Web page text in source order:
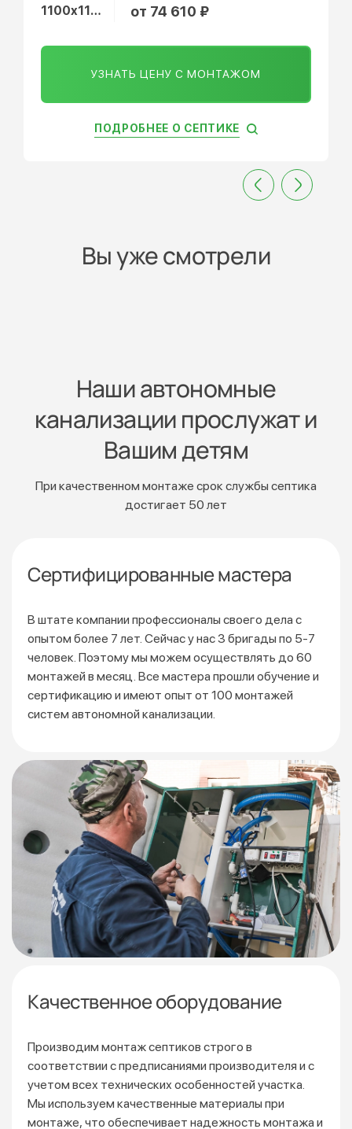
1100х1100х2100 мм от 74 610 ₽
УЗНАТЬ ЦЕНУ С МОНТАЖОМ
ПОДРОБНЕЕ О СЕПТИКЕ
Вы уже смотрели
Наши автономные
канализации прослужат и
Вашим детям
При качественном монтаже срок службы септика
достигает 50 лет
Сертифицированные мастера
В штате компании профессионалы своего дела с
опытом более 7 лет. Сейчас у нас 3 бригады по 5-7
человек. Поэтому мы можем осуществлять до 60
монтажей в месяц. Все мастера прошли обучение и
сертификацию и имеют опыт от 100 монтажей
систем автономной канализации.
Качественное оборудование
Производим монтаж септиков строго в
соответствии с предписаниями производителя и с
учетом всех технических особенностей участка.
Мы используем качественные материалы при
монтаже, что обеспечивает надежность монтажа и